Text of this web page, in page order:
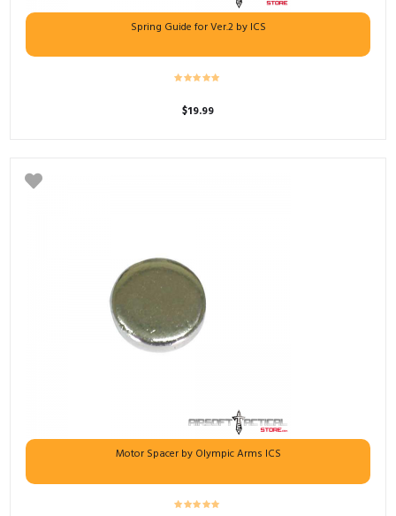
Spring Guide for Ver.2 by ICS
$19.99
Motor Spacer by Olympic Arms ICS